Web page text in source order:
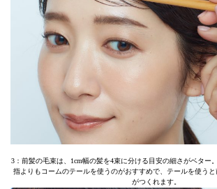
3：前髪の毛束は、1cm幅の髪を4束に分ける目安の細さがベター
指よりもコームのテールを使うのがおすすめで、テールを使う
がつくれます。